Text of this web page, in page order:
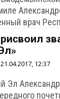
врач
21.04.2017, 12:37
Эл